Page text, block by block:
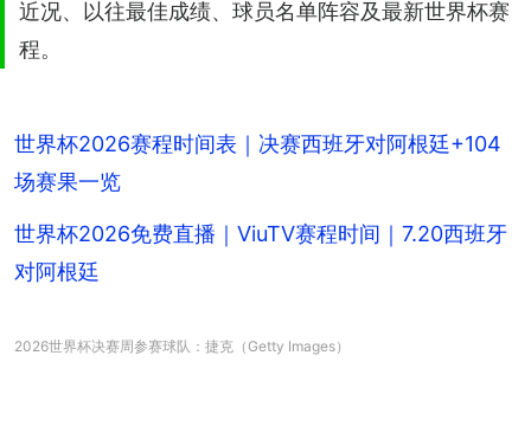
近况、以往最佳成绩、球员名单阵容及最新世界杯赛
程。
世界杯2026赛程时间表｜决赛西班牙对阿根廷+104
场赛果一览
世界杯2026免费直播｜ViuTV赛程时间｜7.20西班牙
对阿根廷
2026世界杯决赛周参赛球队：捷克（Getty Images）